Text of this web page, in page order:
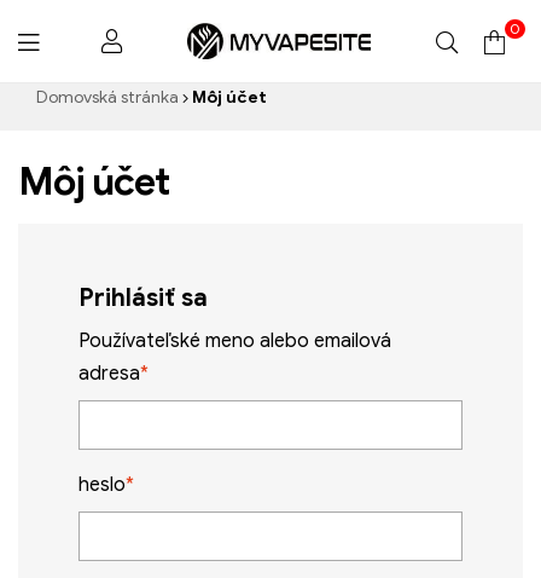
Myvapesite.de
0
Domovská stránka Môj účet
Môj účet
Prihlásiť sa
Používateľské meno alebo emailová
adresa*
heslo*